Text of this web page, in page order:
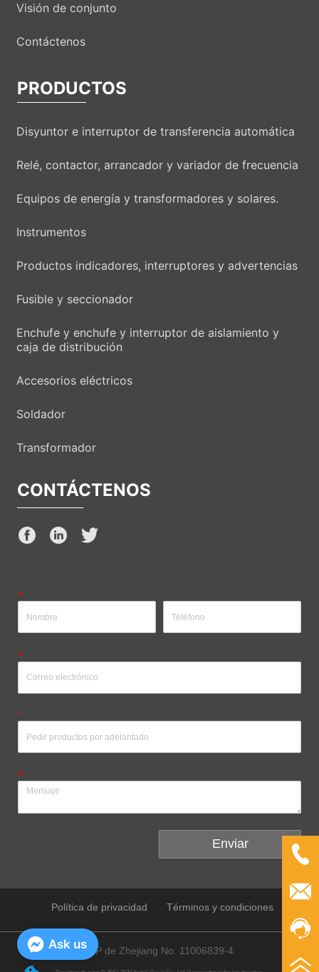
Visión de conjunto
Contáctenos
PRODUCTOS
Disyuntor e interruptor de transferencia automática
Relé, contactor, arrancador y variador de frecuencia
Equipos de energía y transformadores y solares.
Instrumentos
Productos indicadores, interruptores y advertencias
Fusible y seccionador
Enchufe y enchufe y interruptor de aislamiento y
caja de distribución
Accesorios eléctricos
Soldador
Transformador
CONTÁCTENOS
*
*
*
*
Enviar
Política de privacidad Términos y condiciones
ICP de Zhejiang No. 11006839-4
Ask us